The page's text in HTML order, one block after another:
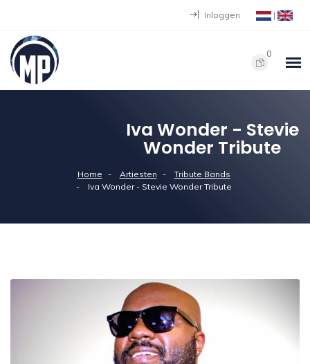
Inloggen |
0
Iva Wonder - Stevie
Wonder Tribute
Home Artiesten
Tribute Bands
Iva Wonder - Stevie Wonder Tribute